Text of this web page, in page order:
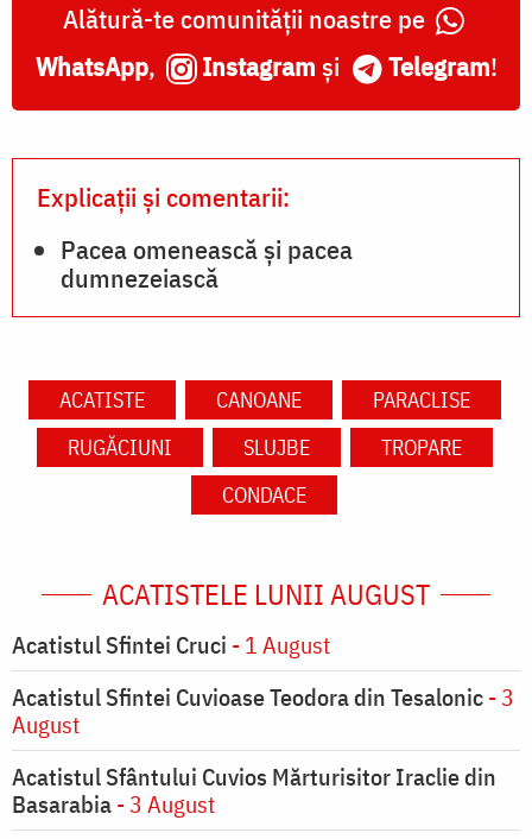
Alătură-te comunității noastre pe
WhatsApp, Instagram și Telegram!
Explicații și comentarii:
Pacea omenească și pacea
dumnezeiască
ACATISTE CANOANE
PARACLISE
RUGĂCIUNI
SLUJBE
TROPARE
CONDACE
ACATISTELE LUNII AUGUST
Acatistul Sfintei Cruci - 1 August
Acatistul Sfintei Cuvioase Teodora din Tesalonic- 3
August
Acatistul Sfântului Cuvios Mărturisitor Iraclie din
Basarabia- 3 August